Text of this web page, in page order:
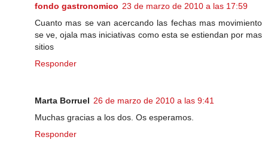
fondo gastronomico 23 de marzo de 2010 a las 17:59
Cuanto mas se van acercando las fechas mas movimiento
se ve, ojala mas iniciativas como esta se estiendan por mas
sitios
Responder
Marta Borruel 26 de marzo de 2010 a las 9:41
Muchas gracias a los dos. Os esperamos.
Responder